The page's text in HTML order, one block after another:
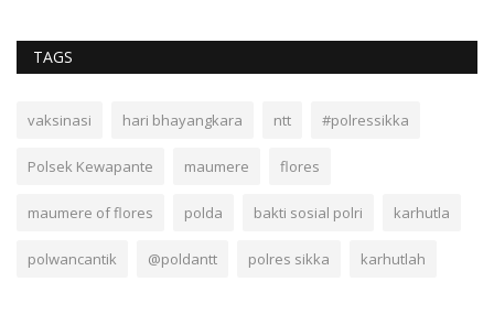
TAGS
vaksinasi hari bhayangkara ntt #polressikka
Polsek Kewapante maumere flores
maumere of flores polda bakti sosial polri karhutla
polwancantik @poldantt polres sikka karhutlah